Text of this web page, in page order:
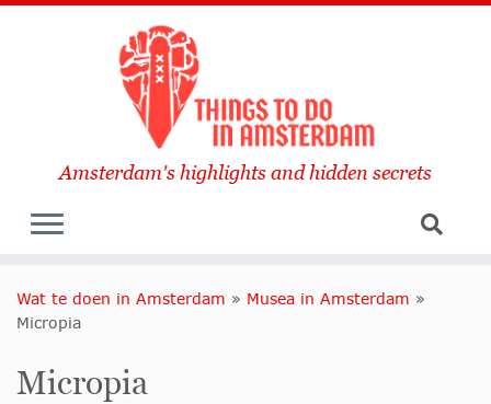
Amsterdam's highlights and hidden secrets
Wat te doen in Amsterdam » Musea in Amsterdam »
Micropia
Micropia